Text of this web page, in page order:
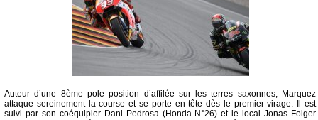
Auteur d’une 8ème pole position d’affilée sur les terres saxonnes, Marquez
attaque sereinement la course et se porte en tête dès le premier virage. Il est
suivi par son coéquipier Dani Pedrosa (Honda N°26) et le local Jonas Folger